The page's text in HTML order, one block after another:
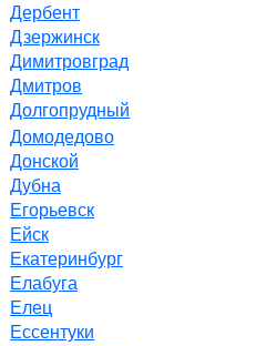
Дербент
Дзержинск
Димитровград
Дмитров
Долгопрудный
Домодедово
Донской
Дубна
Егорьевск
Ейск
Екатеринбург
Елабуга
Елец
Ессентуки